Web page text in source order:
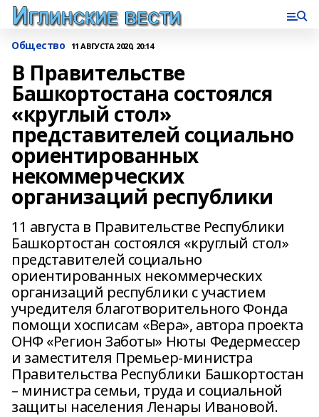
Общество 11 АВГУСТА 2020, 20:14
В Правительстве
Башкортостана состоялся
«круглый стол»
представителей социально
ориентированных
некоммерческих
организаций республики
11 августа в Правительстве Республики
Башкортостан состоялся «круглый стол»
представителей социально
ориентированных некоммерческих
организаций республики с участием
учредителя благотворительного Фонда
помощи хосписам «Вера», автора проекта
ОНФ «Регион Заботы» Нюты Федермессер
и заместителя Премьер-министра
Правительства Республики Башкортостан
– министра семьи, труда и социальной
защиты населения Ленары Ивановой.